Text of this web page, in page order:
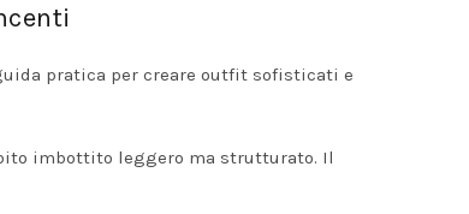
pratica per creare outfit sofisticati e
imbottito leggero ma strutturato. Il